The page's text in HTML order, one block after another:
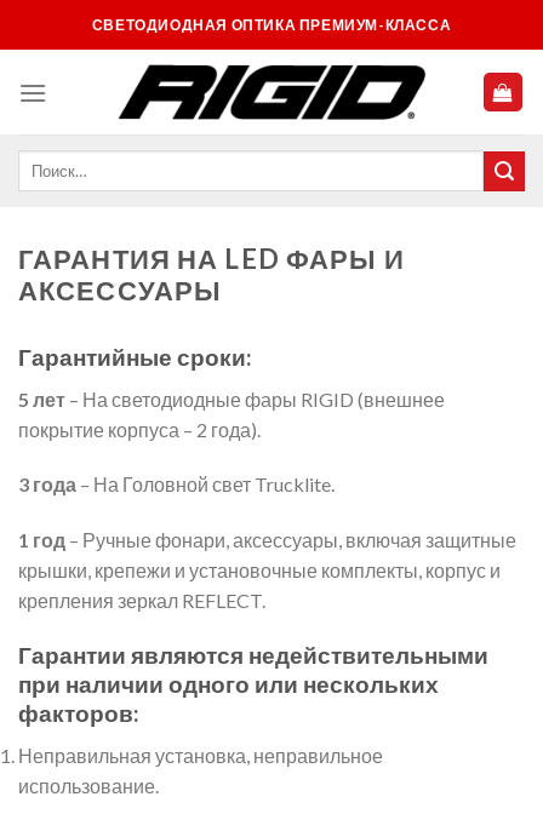
to
СВЕТОДИОДНАЯ ОПТИКА ПРЕМИУМ-КЛАССА
ГАРАНТИЯ НА LED ФАРЫ И
АКСЕССУАРЫ
Гарантийные сроки:
5 лет – На светодиодные фары RIGID (внешнее
покрытие корпуса – 2 года).
3 года – На Головной свет Trucklite.
1 год – Ручные фонари, аксессуары, включая защитные
крышки, крепежи и установочные комплекты, корпус и
крепления зеркал REFLECT.
Гарантии являются недействительными
при наличии одного или нескольких
факторов:
Неправильная установка, неправильное
использование.